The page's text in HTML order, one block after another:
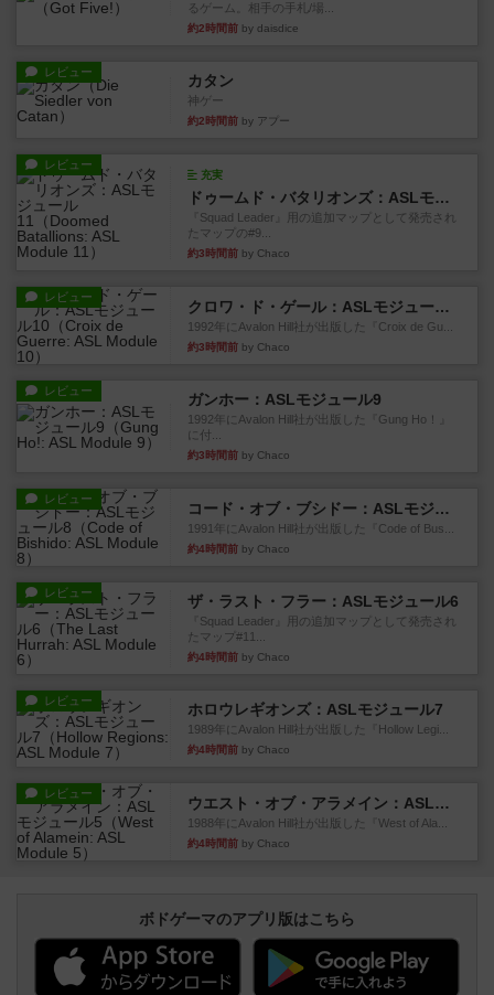
るゲーム。相手の手札/場...
約2時間前 by daisdice
レビュー カタン
神ゲー
約2時間前 by アプー
レビュー
充実
ドゥームド・バタリオンズ：ASLモジュール11
『Squad Leader』用の追加マップとして発売され
たマップの#9...
約3時間前 by Chaco
レビュー
クロワ・ド・ゲール：ASLモジュール10
1992年にAvalon Hill社が出版した『Croix de Gu...
約3時間前 by Chaco
レビュー ガンホー：ASLモジュール9
1992年にAvalon Hill社が出版した『Gung Ho！』
に付...
約3時間前 by Chaco
レビュー
コード・オブ・ブシドー：ASLモジュール8
1991年にAvalon Hill社が出版した『Code of Bus...
約4時間前 by Chaco
レビュー ザ・ラスト・フラー：ASLモジュール6
『Squad Leader』用の追加マップとして発売され
たマップ#11...
約4時間前 by Chaco
レビュー ホロウレギオンズ：ASLモジュール7
1989年にAvalon Hill社が出版した『Hollow Legi...
約4時間前 by Chaco
レビュー
ウエスト・オブ・アラメイン：ASLモジュール5
1988年にAvalon Hill社が出版した『West of Ala...
約4時間前 by Chaco
ボドゲーマのアプリ版はこちら